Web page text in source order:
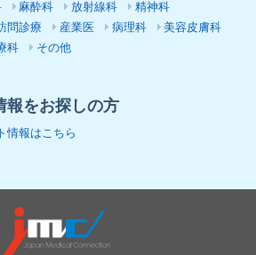
麻酔科 放射線科
精神科
問診療 産業医 病理科
美容皮膚科
科 その他
報をお探しの方
情報はこちら